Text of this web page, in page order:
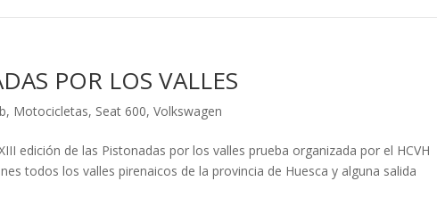
POR LOS VALLES
, Motocicletas, Seat 600,Volkswagen
edición de las Pistonadas por los valles prueba organizada por el HCVH
todos los valles pirenaicos de la provincia de Huesca y alguna salida